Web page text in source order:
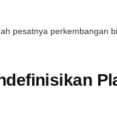
pesatnya perkembangan